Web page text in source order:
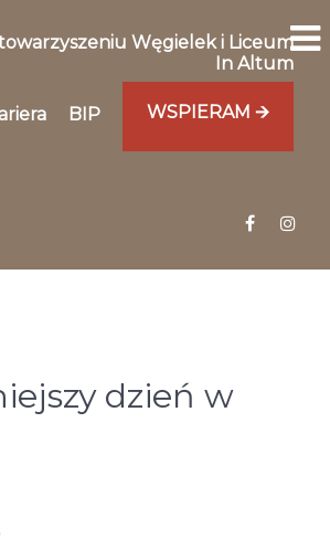
Węgielek i Liceum
In Altum
BIP WSPIERAM 🡪
dzień w